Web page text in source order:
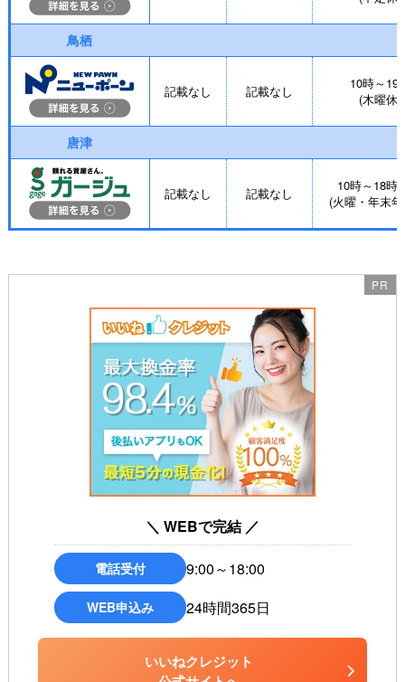
鳥栖
記載なし 記載なし
10時～19
(木曜休)
唐津
記載なし 記載なし
10時～18時
(火曜・年末
＼ WEBで完結 ／
電話受付 9:00～18:00
WEB申込み 24時間365日
いいねクレジット